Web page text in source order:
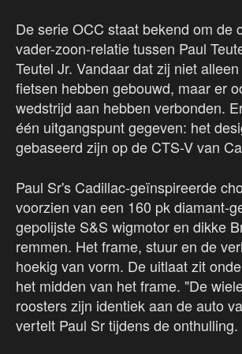
De serie OCC staat bekend om de
vader-zoon-relatie tussen Paul
Teutel Jr. Vandaar dat zij niet
fietsen hebben gebouwd, maar er
wedstrijd aan hebben verbonden.
één uitgangspunt gegeven: het
gebaseerd zijn op de CTS-V van
Paul Sr's Cadillac-geïnspireerde
voorzien van een 160 pk diamant-
gepolijste S&S wigmotor en dikke
remmen. Het frame, stuur en de
hoekig van vorm. De uitlaat zit
het midden van het frame. "De
roosters zijn identiek aan de auto
vertelt Paul Sr tijdens de onthulling.